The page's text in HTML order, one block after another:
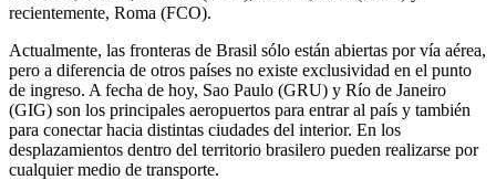
recientemente, Roma (FCO).
Actualmente, las fronteras de Brasil sólo están abiertas por vía aérea,
pero a diferencia de otros países no existe exclusividad en el punto
de ingreso. A fecha de hoy, Sao Paulo (GRU) y Río de Janeiro
(GIG) son los principales aeropuertos para entrar al país y también
para conectar hacia distintas ciudades del interior. En los
desplazamientos dentro del territorio brasilero pueden realizarse por
cualquier medio de transporte.